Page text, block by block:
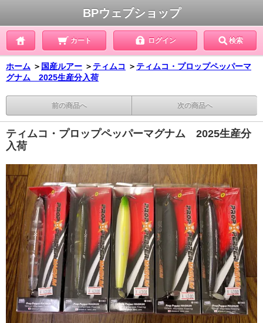
BPウェブショップ
カート ログイン 検索
ホーム ＞ 国産ルアー ＞ ティムコ ＞ ティムコ・プロップペッパーマ
グナム 2025生産分入荷
前の商品へ 次の商品へ
ティムコ・プロップペッパーマグナム 2025生産分
入荷